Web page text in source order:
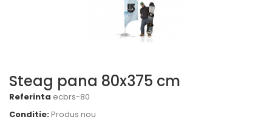
Steag pana 80x375 cm
Referinta ecbrs-80
Conditie:Produs nou